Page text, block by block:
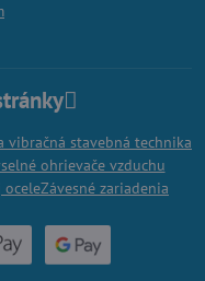
vibračná stavebná technika
ohrievače vzduchu
oceleZávesné zariadenia